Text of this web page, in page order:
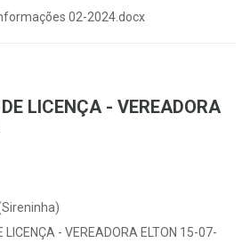
02-2024.docx
LICENÇA - VEREADORA
LICENÇA - VEREADORA ELTON 15-07-